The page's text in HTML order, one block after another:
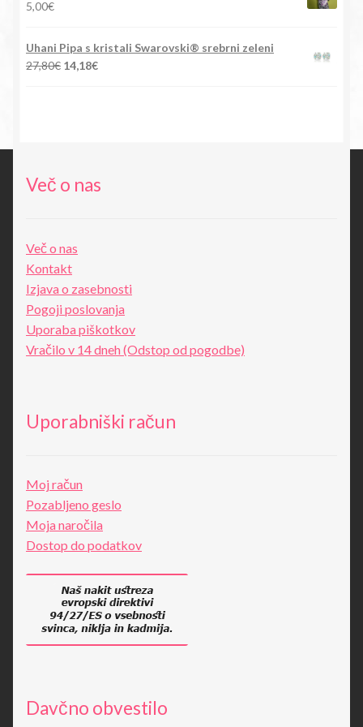
5,00€
Uhani Pipa s kristali Swarovski® srebrni zeleni
27,80€ Izvirna
14,18€Trenutna
Več o nas
Več o nas
Kontakt
Izjava o zasebnosti
Pogoji poslovanja
Uporaba piškotkov
Vračilo v 14 dneh (Odstop od pogodbe)
Uporabniški račun
Moj račun
Pozabljeno geslo
Moja naročila
Dostop do podatkov
Davčno obvestilo